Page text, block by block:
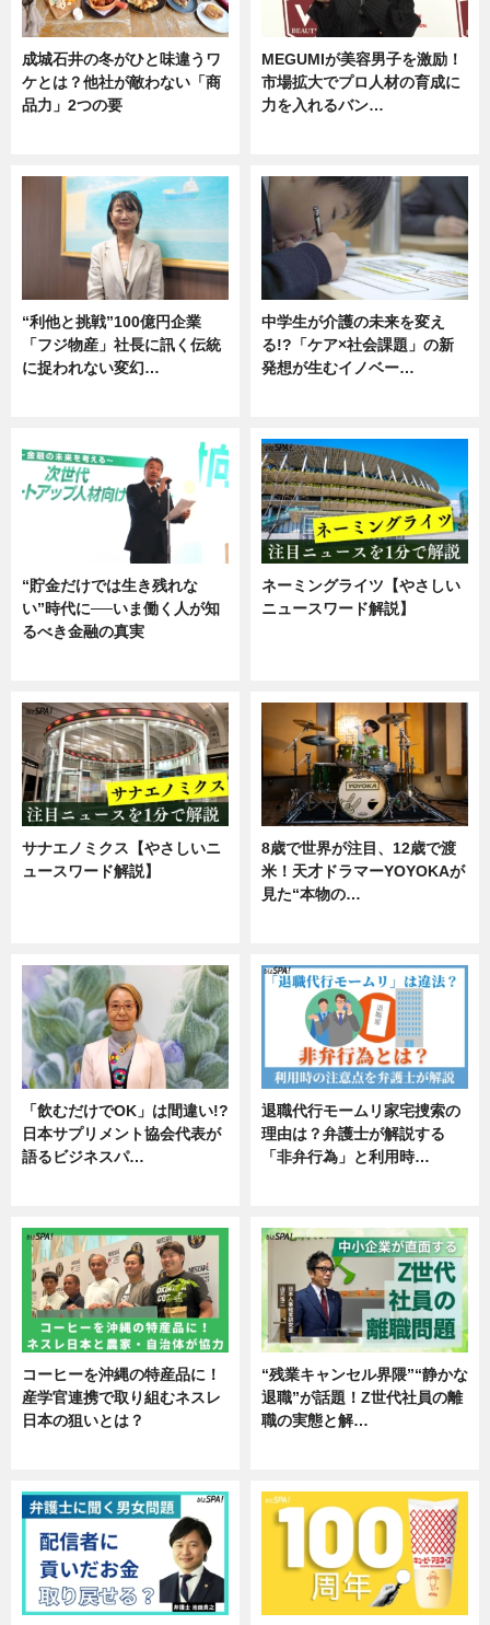
成城石井の冬がひと味違うワ
ケとは？他社が敵わない「商
品力」2つの要
MEGUMIが美容男子を激励！
市場拡大でプロ人材の育成に
力を入れるバン…
“利他と挑戦”100億円企業
「フジ物産」社長に訊く伝統
に捉われない変幻…
中学生が介護の未来を変え
る!?「ケア×社会課題」の新
発想が生むイノベー…
“貯金だけでは生き残れな
い”時代に──いま働く人が知
るべき金融の真実
ネーミングライツ【やさしい
ニュースワード解説】
サナエノミクス【やさしいニ
ュースワード解説】
8歳で世界が注目、12歳で渡
米！天才ドラマーYOYOKAが
見た“本物の…
「飲むだけでOK」は間違い!?
日本サプリメント協会代表が
語るビジネスパ…
退職代行モームリ家宅捜索の
理由は？弁護士が解説する
「非弁行為」と利用時…
コーヒーを沖縄の特産品に！
産学官連携で取り組むネスレ
日本の狙いとは？
“残業キャンセル界隈”“静かな
退職”が話題！Z世代社員の離
職の実態と解…